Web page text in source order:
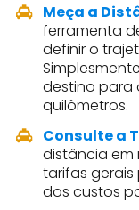
Meça a
ferramenta
definir o
destino para
quilômetros.
Consulte a
distância em
tarifas
dos custos